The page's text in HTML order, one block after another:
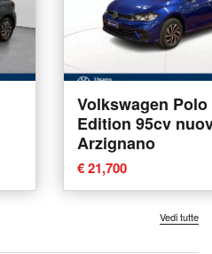
Volkswagen
Edition 95cv
Arzignano
€ 21,700
Vedi tutte